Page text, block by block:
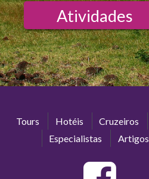
Atividades
Tours Hotéis Cruzeiros
Especialistas
Artigos